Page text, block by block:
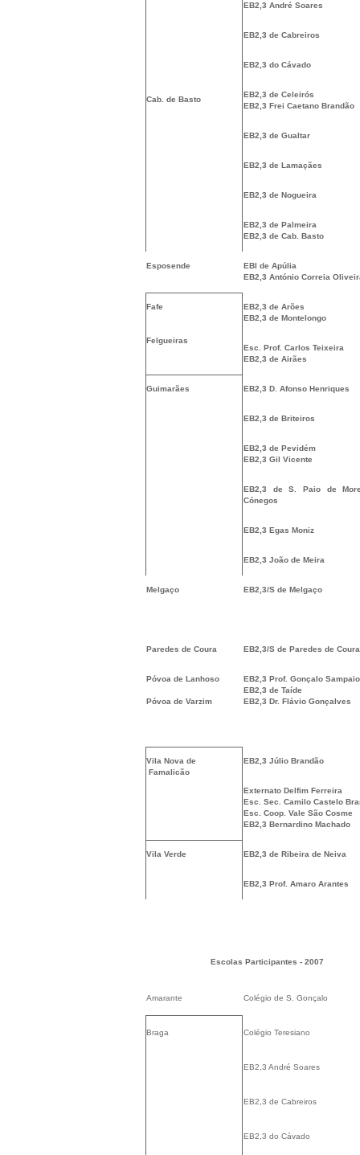
Cab. de Basto
EB2,3 André Soares
EB2,3 de Cabreiros
EB2,3 do Cávado
EB2,3 de Celeirós
EB2,3 Frei Caetano Brandão
EB2,3 de Gualtar
EB2,3 de Lamaçães
EB2,3 de Nogueira
EB2,3 de Palmeira
EB2,3 de Cab. Basto
Esposende
EBI de Apúlia
EB2,3 António Correia
Fafe
Felgueiras
EB2,3 de Arões
EB2,3 de Montelongo
Esc. Prof. Carlos Teixeira
EB2,3 de Airães
Guimarães EB2,3 D. Afonso Henriques
EB2,3 de Briteiros
EB2,3 de Pevidém
EB2,3 Gil Vicente
EB2,3 de S. Paio de
Cónegos
EB2,3 Egas Moniz
EB2,3 João de Meira
Melgaço EB2,3/S de Melgaço
Paredes de Coura EB2,3/S de Paredes de Coura
Póvoa de Lanhoso
Póvoa de Varzim
EB2,3 Prof. Gonçalo Sampaio
EB2,3 de Taíde
EB2,3 Dr. Flávio Gonçalves
Vila Nova de
Famalicão
EB2,3 Júlio Brandão
Externato Delfim Ferreira
Esc. Sec. Camilo Castelo
Esc. Coop. Vale São Cosme
EB2,3 Bernardino Machado
Vila Verde EB2,3 de Ribeira de Neiva
EB2,3 Prof. Amaro Arantes
Escolas Participantes - 2007
Amarante Colégio de S. Gonçalo
Braga Colégio Teresiano
EB2,3 André Soares
EB2,3 de Cabreiros
EB2,3 do Cávado